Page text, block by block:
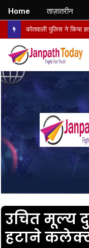
उचित मूल्य
हटाने
Home ताज़ातरीन